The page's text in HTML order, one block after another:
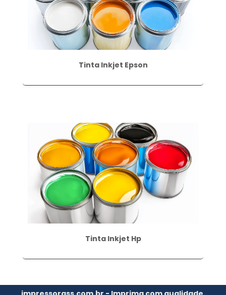
Tinta Inkjet Epson
Tinta Inkjet Hp